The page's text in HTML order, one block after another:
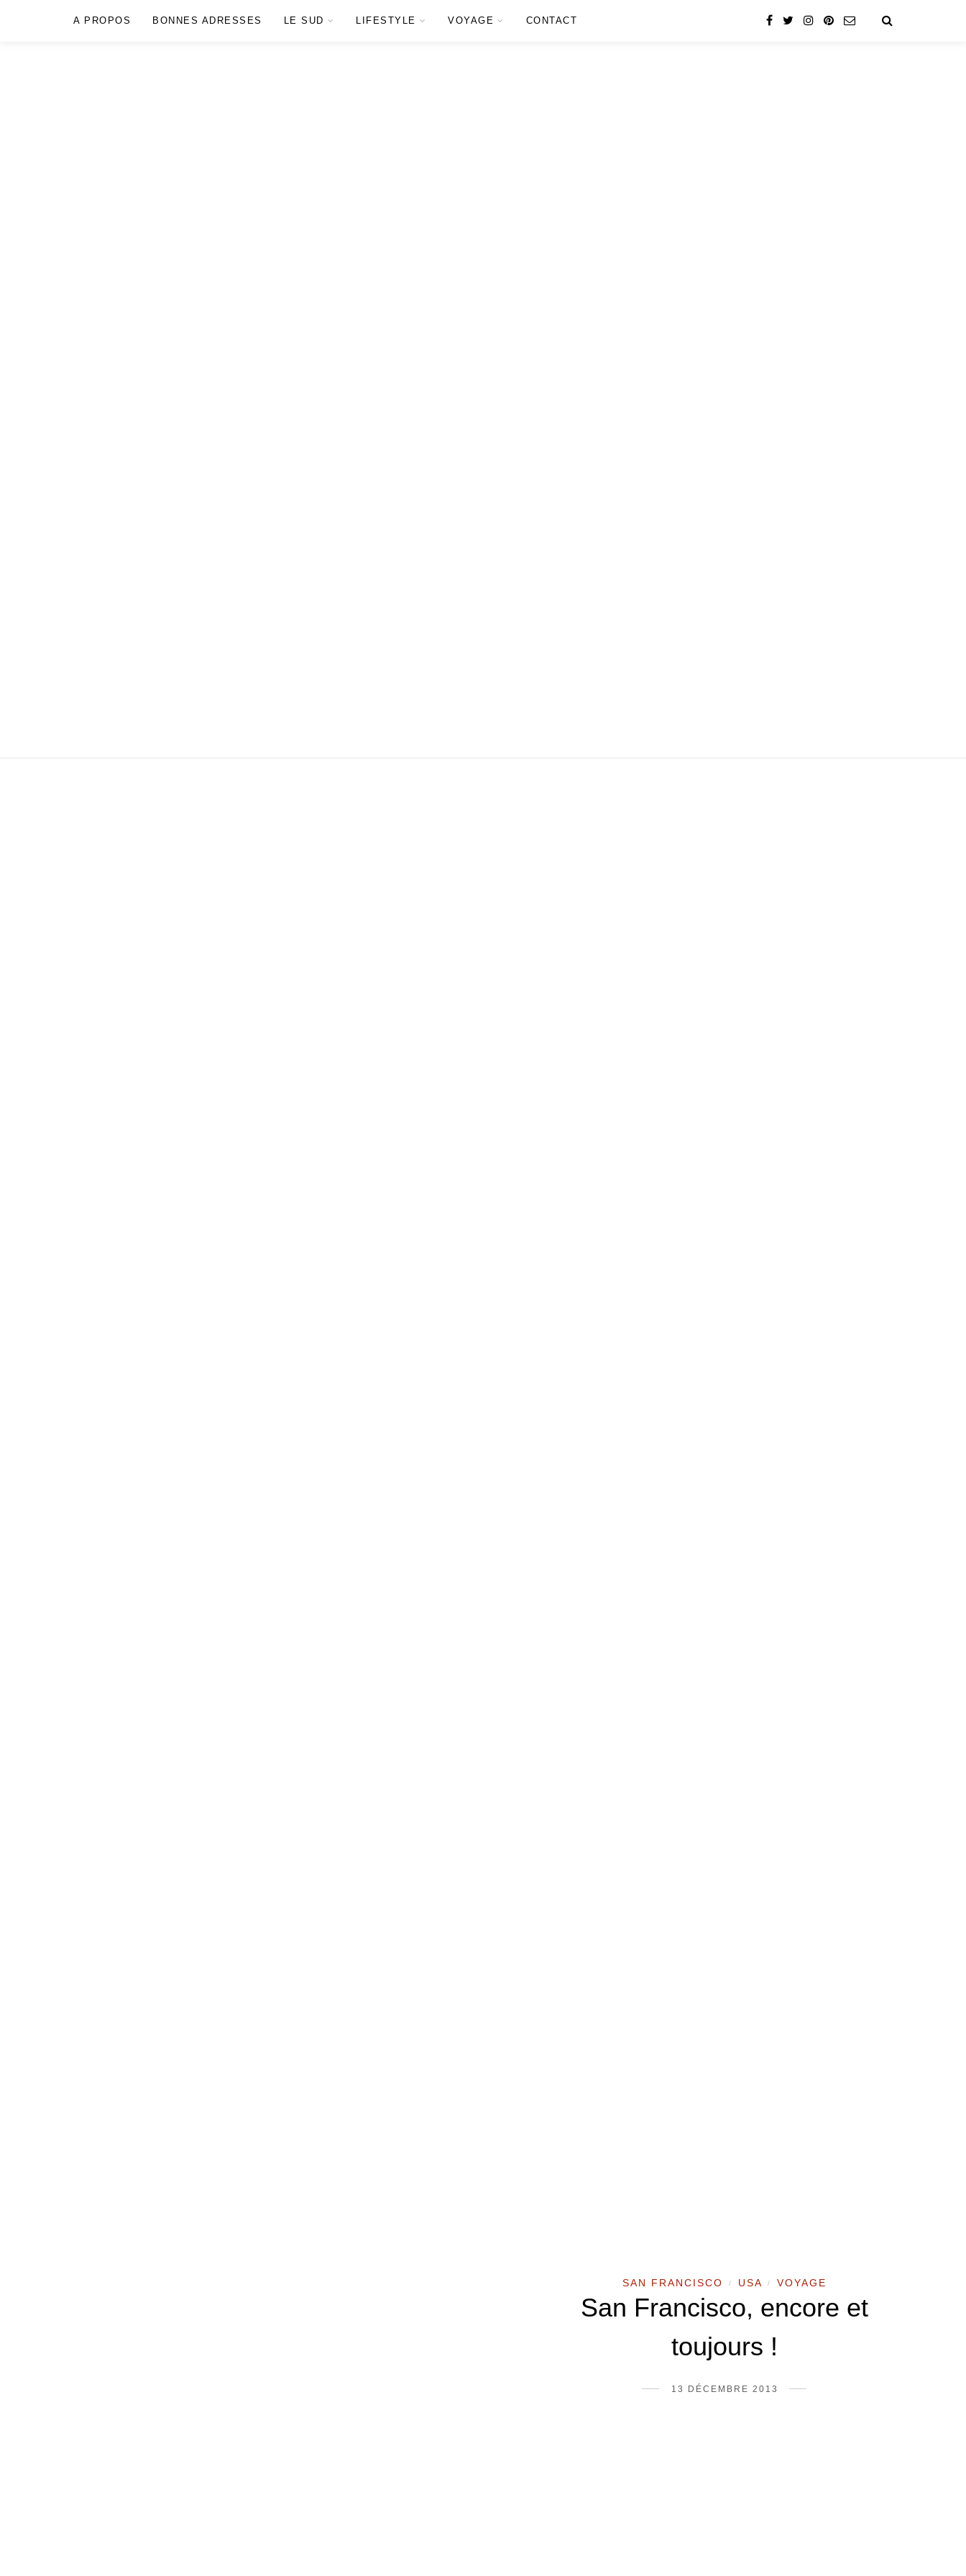
A PROPOS BONNES ADRESSES LE SUD LIFESTYLE VOYAGE CONTACT
SAN FRANCISCO / USA / VOYAGE
San Francisco, encore et
toujours !
13 DÉCEMBRE 2013